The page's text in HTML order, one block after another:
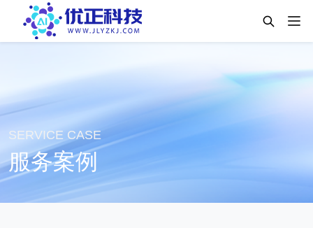
SERVICE CASE
服务案例